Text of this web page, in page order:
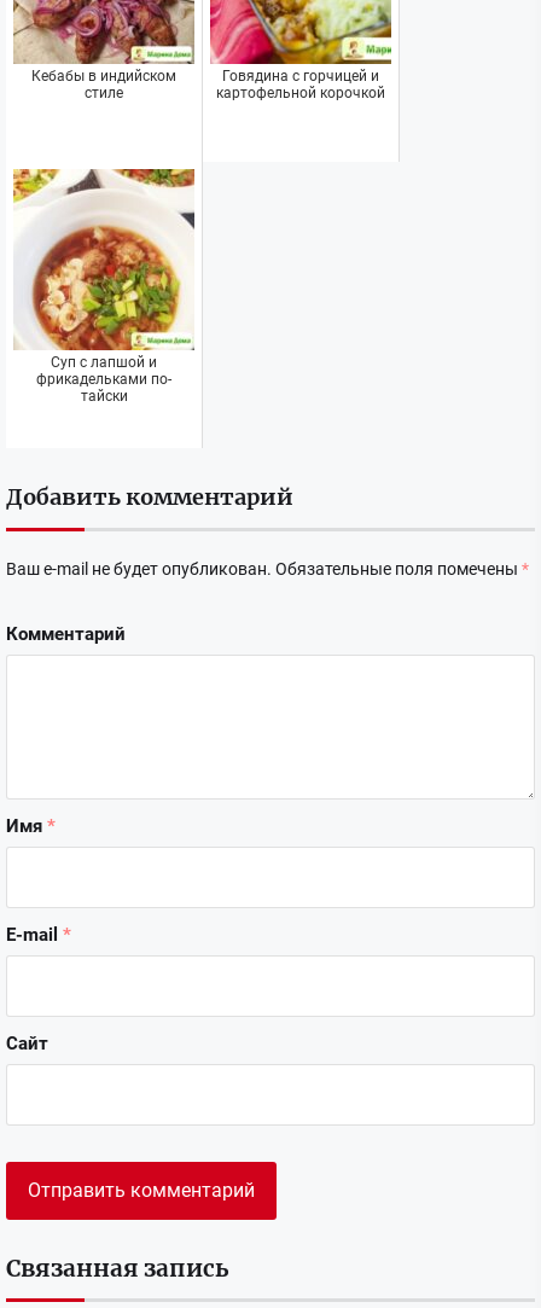
Кебабы в индийском
стиле
Говядина с горчицей и
картофельной корочкой
Суп с лапшой и
фрикадельками по-
тайски
Добавить комментарий
Ваш e-mail не будет опубликован. Обязательные поля помечены *
Комментарий
Имя *
E-mail *
Сайт
Связанная запись